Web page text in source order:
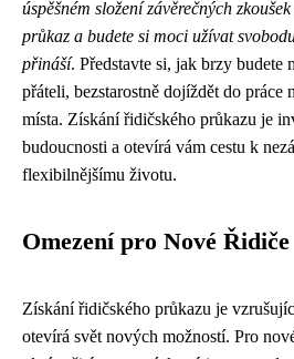
úspěšném složení závěrečných
průkaz a budete si moci užívat
přináší. Představte si, jak brzy budete
přáteli, bezstarostně dojíždět do práce
místa. Získání řidičského průkazu je
budoucnosti a otevírá vám cestu k
flexibilnějšímu životu.
Omezení pro Nové Řidiče
Získání řidičského průkazu je
otevírá svět nových možností. Pro